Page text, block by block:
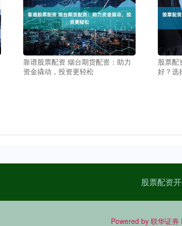
靠谱股票配资 烟台期货配资：助力
资金撬动，投资更轻松
股票配
好？选
股票配资
Powered by 联华证券